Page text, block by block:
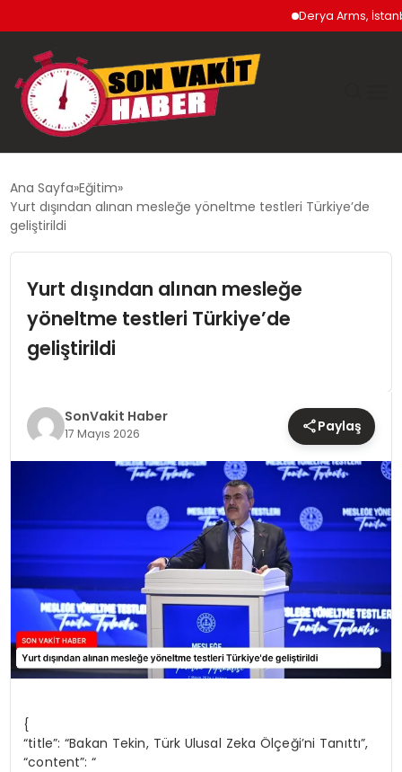
Derya Arms,
SIYASET
EKONOMI
SPOR
TEKNOLOJI
YAŞAM
Ana Sayfa Eğitim
Yurt dışından alınan mesleğe yöneltme testleri Türkiye’de
geliştirildi
Yurt dışından alınan mesleğe
yöneltme testleri Türkiye’de
geliştirildi
SonVakit Haber
17 Mayıs 2026 Paylaş
{
“title”: “Bakan Tekin, Türk Ulusal Zeka Ölçeği’ni Tanıttı”,
“content”: “